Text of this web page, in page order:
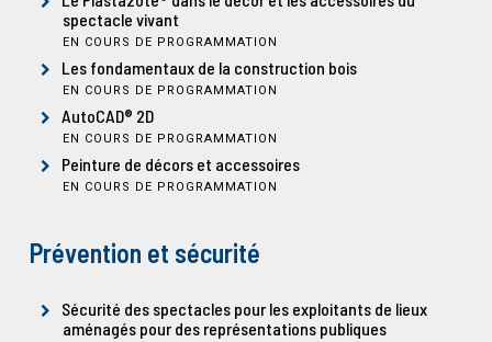
spectacle vivant
EN COURS DE PROGRAMMATION
Les fondamentaux de la construction bois
EN COURS DE PROGRAMMATION
AutoCAD® 2D
EN COURS DE PROGRAMMATION
Peinture de décors et accessoires
EN COURS DE PROGRAMMATION
Prévention et sécurité
Sécurité des spectacles pour les exploitants de lieux
aménagés pour des représentations publiques